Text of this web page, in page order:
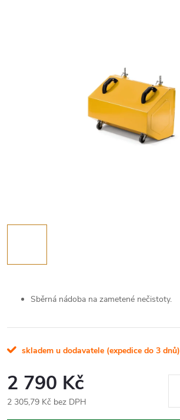
Sběrná nádoba na zametené nečistoty.
skladem u dodavatele (expedice do 3 dnů)
2 790 Kč
2 305,79 Kč bez DPH